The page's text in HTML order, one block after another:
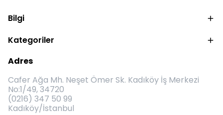
Bilgi
Kategoriler
Adres
Cafer Ağa Mh. Neşet Ömer Sk. Kadıköy İş Merkezi
No:1/49, 34720
(0216) 347 50 99
Kadıköy/İstanbul